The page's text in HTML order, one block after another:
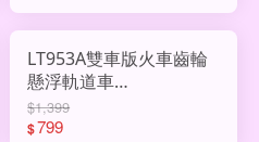
LT953A雙車版火車齒輪
懸浮軌道車
AHY3015571
$1,399
$799